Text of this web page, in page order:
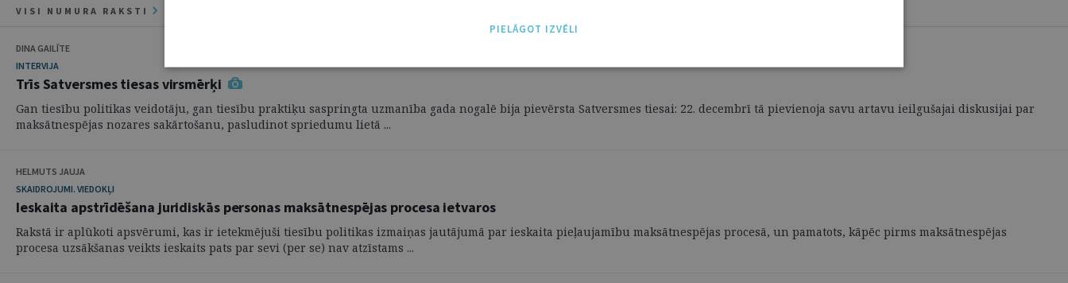
VISI NUMURA RAKSTI
DINA GAILĪTE
INTERVIJA
Trīs Satversmes tiesas virsmērķi
Gan tiesību politikas veidotāju, gan tiesību praktiķu saspringta uzmanība gada nogalē bija pievērsta Satversmes tiesai: 22. decembrī tā pievienoja savu artavu ieilgušajai diskusijai par
maksātnespējas nozares sakārtošanu, pasludinot spriedumu lietā ...
HELMUTS JAUJA
SKAIDROJUMI. VIEDOKĻI
Ieskaita apstrīdēšana juridiskās personas maksātnespējas procesa ietvaros
Rakstā ir aplūkoti apsvērumi, kas ir ietekmējuši tiesību politikas izmaiņas jautājumā par ieskaita pieļaujamību maksātnespējas procesā, un pamatots, kāpēc pirms maksātnespējas
procesa uzsākšanas veikts ieskaits pats par sevi (per se) nav atzīstams ...
PIELĀGOT IZVĒLI